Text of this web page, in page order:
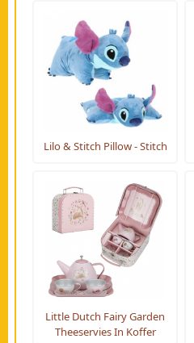
Lilo & Stitch Pillow - Stitch
Little Dutch Fairy Garden
Theeservies In Koffer